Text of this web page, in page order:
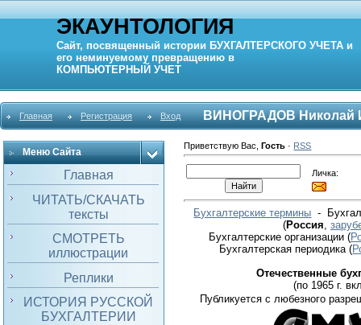
ЭКАУНТОЛОГИЯ
Сайт, посвященный истории БУХГАЛТЕРСКОГО УЧЕТА и
его неминуемому превращению в
КОМПЬЮТЕРНЫЙ УЧЕТ
Главная Регистрация Вход ВИНОГРАДОВ Николай
Меню Сайта
Главная
ЧИТАТЬ/СКАЧАТЬ
тексты
СМОТРЕТЬ
иллюстрации
Реплики
ИСТОРИЯ РУССКОЙ
БУХГАЛТЕРИИ
Приветствую Вас ,Гость · RSS
Личка:
Бухгалтерские термины -
(Россия
Бухгалтерские организации (
Бухгалтерская периодика(
Отечественные
(по 1965 г.
Публикуется с любезного